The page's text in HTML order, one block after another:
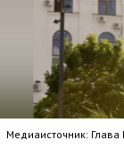
Медиаисточник: